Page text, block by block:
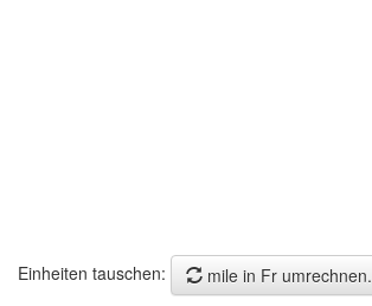
Einheiten tauschen:
mile in Fr umrechnen.